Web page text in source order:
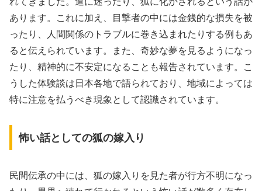
あります。これに加え、目撃者の中には金銭的な損失を被
ったり、人間関係のトラブルに巻き込まれたりする例もあ
ると伝えられています。また、奇妙な夢を見るようになっ
たり、精神的に不安定になることも報告されています。こ
うした体験談は日本各地で語られており、地域によっては
特に注意を払うべき現象として認識されています。
怖い話としての狐の嫁入り
民間伝承の中には、狐の嫁入りを見た者が行方不明になっ